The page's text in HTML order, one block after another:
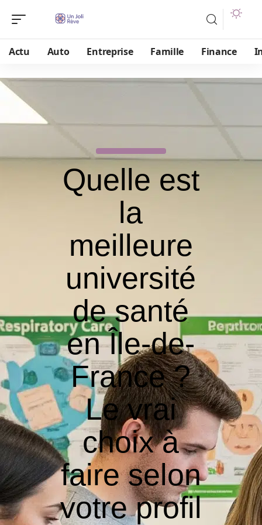
Actu Auto Entreprise Famille Finance
Quelle est
la
meilleure
université
de santé
en Île-de-
France ?
Le vrai
choix à
faire selon
votre profil